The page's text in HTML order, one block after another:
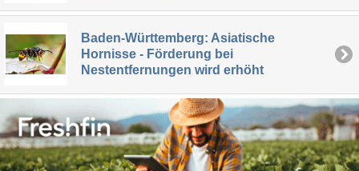
Baden-Württemberg: Asiatische
Hornisse - Förderung bei
Nestentfernungen wird erhöht